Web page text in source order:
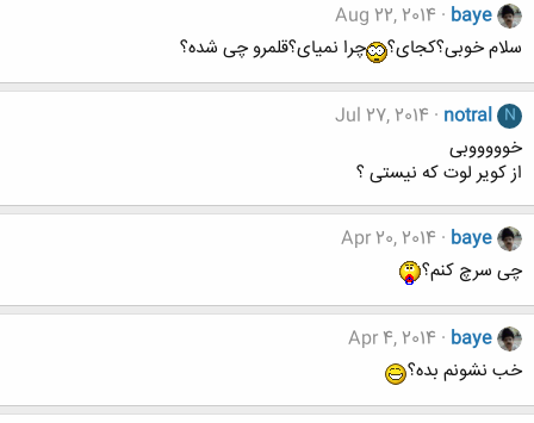
baye
Aug 22, 2014
سلام خوبی؟کجای؟
چرا نمیای؟قلمرو چی شده؟
N
notral
Jul 27, 2014
خوووووبی
از کویر لوت که نیستی ؟
baye
Apr 20, 2014
چی سرچ کنم؟
baye
Apr 4, 2014
خب نشونم بده؟